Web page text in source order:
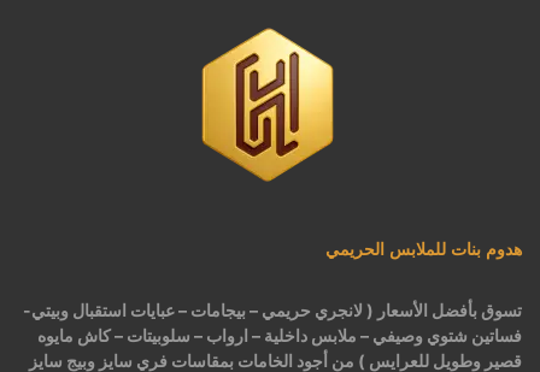
هدوم بنات للملابس الحريمي
تسوق بأفضل الأسعار ( لانجري حريمي – بيجامات – عبايات استقبال وبيتي-
فساتين شتوي وصيفي – ملابس داخلية – ارواب – سلوبيتات – كاش مايوه
قصير وطويل للعرايس ) من أجود الخامات بمقاسات فري سايز وبيج سايز